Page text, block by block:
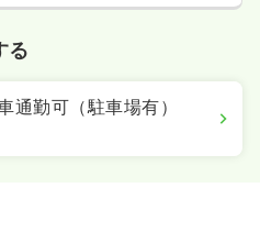
る
通勤可（駐車場有）